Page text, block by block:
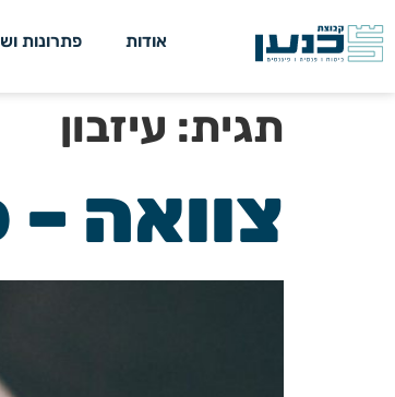
אודות פתרונות
תגית: עיזבון
צוואה